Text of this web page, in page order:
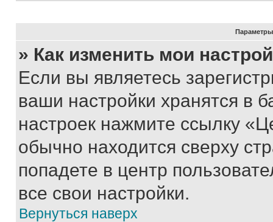
Параметры
» Как изменить мои
Если вы являетесь
ваши настройки хранятся в
настроек нажмите ссылку
обычно находится сверху
попадете в центр
все свои настройки.
Вернуться наверх